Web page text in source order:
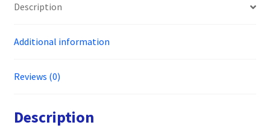
quantity
Description
Additional information
Reviews (0)
Description